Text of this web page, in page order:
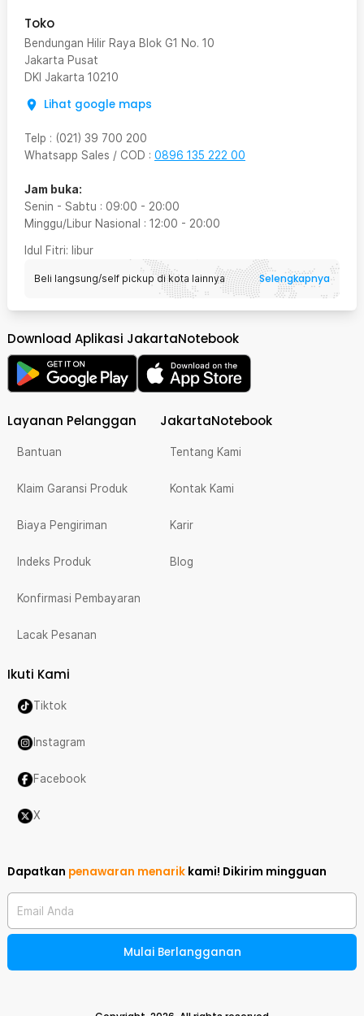
Toko
Bendungan Hilir Raya Blok G1 No. 10
Jakarta Pusat
DKI Jakarta 10210
Lihat google maps
Telp : (021) 39 700 200
Whatsapp Sales / COD : 0896 135 222 00
Jam buka:
Senin - Sabtu : 09:00 - 20:00
Minggu/Libur Nasional : 12:00 - 20:00
Idul Fitri: libur
Beli langsung/self pickup di kota lainnya Selengkapnya
Download Aplikasi JakartaNotebook
Layanan Pelanggan
Bantuan
Klaim Garansi Produk
Biaya Pengiriman
Indeks Produk
Konfirmasi Pembayaran
Lacak Pesanan
JakartaNotebook
Tentang Kami
Kontak Kami
Karir
Blog
Ikuti Kami
Tiktok
Instagram
Facebook
X
Dapatkan penawaran menarik kami! Dikirim mingguan
Email Anda
Mulai Berlangganan